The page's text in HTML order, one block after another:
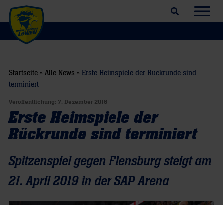
Suchfeld öffnen
Startseite » Alle News » Erste Heimspiele der Rückrunde sind
terminiert
Veröffentlichung: 7. Dezember 2018
Erste Heimspiele der
Rückrunde sind terminiert
Spitzenspiel gegen Flensburg steigt am
21. April 2019 in der SAP Arena